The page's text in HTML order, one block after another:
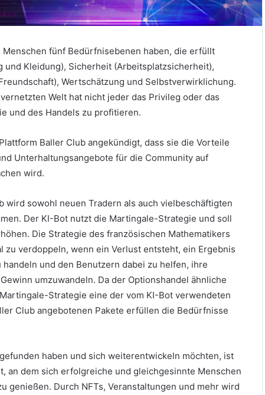
fünf Bedürfnisebenen haben, die erfüllt
Kleidung), Sicherheit (Arbeitsplatzsicherheit),
Wertschätzung und Selbstverwirklichung.
Welt hat nicht jeder das Privileg oder das
und des Handels zu profitieren.
Baller Club angekündigt, dass sie die Vorteile
Unterhaltungsangebote für die Community auf
wird.
wird sowohl neuen Tradern als auch vielbeschäftigten
Der KI-Bot nutzt die Martingale-Strategie und soll
Die Strategie des französischen Mathematikers
zu verdoppeln, wenn ein Verlust entsteht, ein Ergebnis
und den Benutzern dabei zu helfen, ihre
umzuwandeln. Da der Optionshandel ähnliche
Strategie eine der vom KI-Bot verwendeten
Club angebotenen Pakete erfüllen die Bedürfnisse
haben und sich weiterentwickeln möchten, ist
an dem sich erfolgreiche und gleichgesinnte Menschen
genießen. Durch NFTs, Veranstaltungen und mehr wird